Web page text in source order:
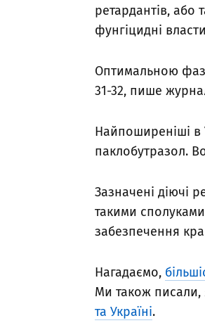
ретардантів, або
фунгіцидні
Оптимальною
31-32, пише
Найпоширеніші в
паклобутразол.
Зазначені діючі
такими
забезпечення
Нагадаємо,
Ми також писали,
та Україні.